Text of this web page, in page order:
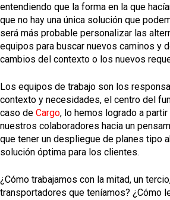
entendiendo que la forma en la que
que no hay una única solución que
será más probable personalizar las
equipos para buscar nuevos caminos y
cambios del contexto o los nuevos
Los equipos de trabajo son los
contexto y necesidades, el centro del
caso de Cargo, lo hemos logrado a
nuestros colaboradores hacia un
que tener un despliegue de planes tipo
solución óptima para los clientes.
¿Cómo trabajamos con la mitad, un
transportadores que teníamos? ¿Cómo